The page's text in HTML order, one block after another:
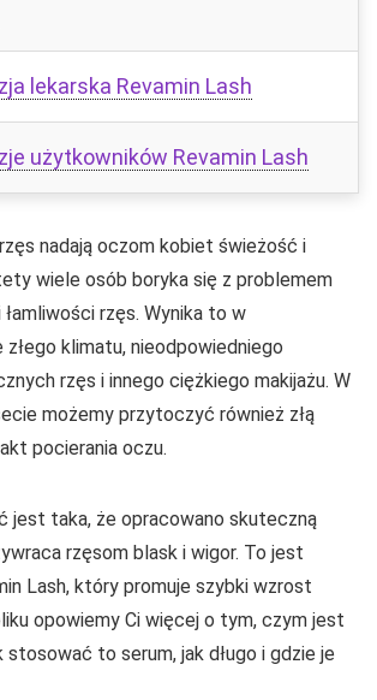
lekarska Revamin Lash
użytkowników Revamin Lash
nadają oczom kobiet świeżość i
wiele osób boryka się z problemem
rzęs. Wynika to w
klimatu, nieodpowiedniego
rzęs i innego ciężkiego makijażu. W
możemy przytoczyć również złą
pocierania oczu.
jest taka, że ​​opracowano skuteczną
rzęsom blask i wigor. To jest
Lash, który promuje szybki wzrost
opowiemy Ci więcej o tym, czym jest
stosować to serum, jak długo i gdzie je